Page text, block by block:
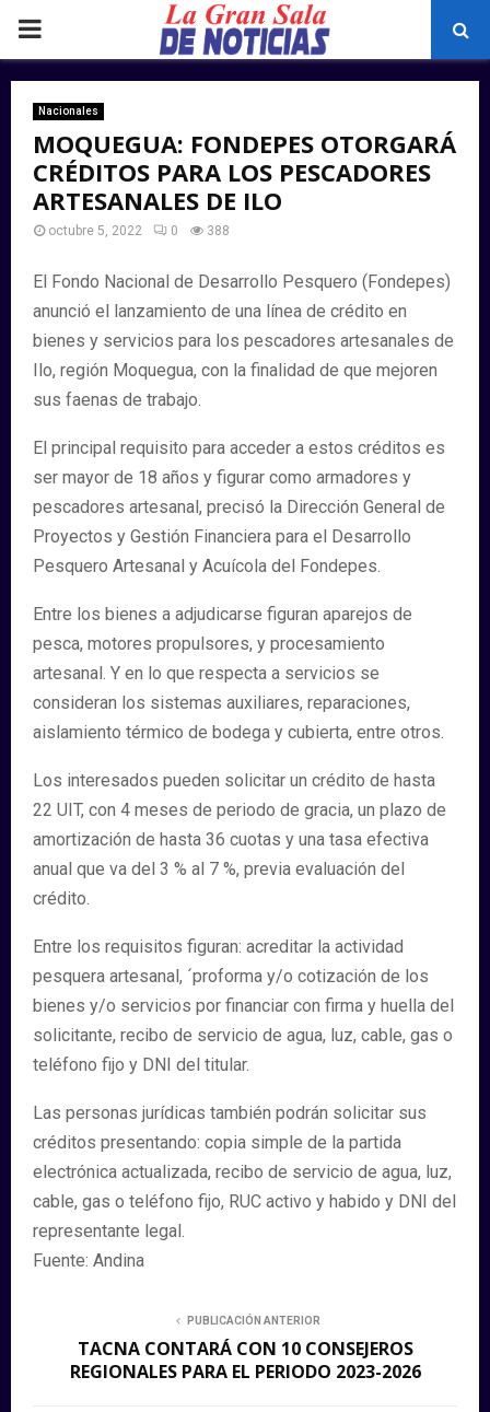
PRIMARY
MENU
Nacionales
MOQUEGUA: FONDEPES OTORGARÁ
CRÉDITOS PARA LOS PESCADORES
ARTESANALES DE ILO
octubre 5, 2022 0 388
El Fondo Nacional de Desarrollo Pesquero (Fondepes)
anunció el lanzamiento de una línea de crédito en
bienes y servicios para los pescadores artesanales de
Ilo, región Moquegua, con la finalidad de que mejoren
sus faenas de trabajo.
El principal requisito para acceder a estos créditos es
ser mayor de 18 años y figurar como armadores y
pescadores artesanal, precisó la Dirección General de
Proyectos y Gestión Financiera para el Desarrollo
Pesquero Artesanal y Acuícola del Fondepes.
Entre los bienes a adjudicarse figuran aparejos de
pesca, motores propulsores, y procesamiento
artesanal. Y en lo que respecta a servicios se
consideran los sistemas auxiliares, reparaciones,
aislamiento térmico de bodega y cubierta, entre otros.
Los interesados pueden solicitar un crédito de hasta
22 UIT, con 4 meses de periodo de gracia, un plazo de
amortización de hasta 36 cuotas y una tasa efectiva
anual que va del 3 % al 7 %, previa evaluación del
crédito.
Entre los requisitos figuran: acreditar la actividad
pesquera artesanal, ´proforma y/o cotización de los
bienes y/o servicios por financiar con firma y huella del
solicitante, recibo de servicio de agua, luz, cable, gas o
teléfono fijo y DNI del titular.
Las personas jurídicas también podrán solicitar sus
créditos presentando: copia simple de la partida
electrónica actualizada, recibo de servicio de agua, luz,
cable, gas o teléfono fijo, RUC activo y habido y DNI del
representante legal.
Fuente: Andina
PUBLICACIÓN ANTERIOR
TACNA CONTARÁ CON 10 CONSEJEROS
REGIONALES PARA EL PERIODO 2023-2026